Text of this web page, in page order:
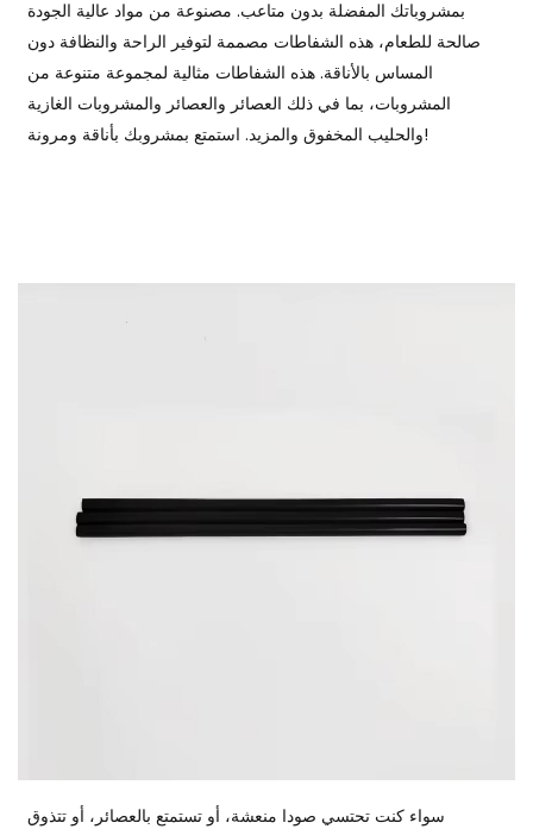
بمشروباتك المفضلة بدون متاعب. مصنوعة من مواد عالية الجودة
صالحة للطعام، هذه الشفاطات مصممة لتوفير الراحة والنظافة دون
المساس بالأناقة. هذه الشفاطات مثالية لمجموعة متنوعة من
المشروبات، بما في ذلك العصائر والعصائر والمشروبات الغازية
والحليب المخفوق والمزيد. استمتع بمشروبك بأناقة ومرونة!
سواء كنت تحتسي صودا منعشة، أو تستمتع بالعصائر، أو تتذوق